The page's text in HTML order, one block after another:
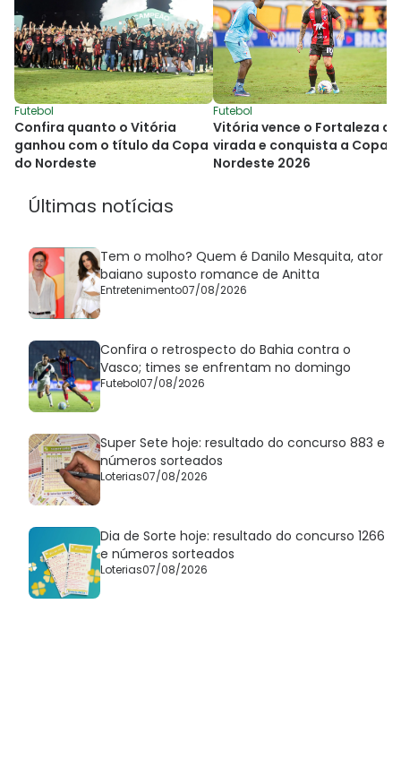
Futebol
Confira quanto o Vitória
ganhou com o título da Copa
do Nordeste
Futebol
Vitória vence o Fortaleza de
virada e conquista a Copa
Nordeste 2026
Últimas notícias
Tem o molho? Quem é Danilo Mesquita, ator
baiano suposto romance de Anitta
Entretenimento07/08/2026
Confira o retrospecto do Bahia contra o
Vasco; times se enfrentam no domingo
Futebol07/08/2026
Super Sete hoje: resultado do concurso 883 e
números sorteados
Loterias07/08/2026
Dia de Sorte hoje: resultado do concurso 1266
e números sorteados
Loterias07/08/2026